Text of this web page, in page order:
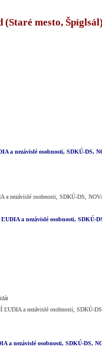
(Staré mesto,
a nezávislé osobnosti, SDKÚ-DS,
a nezávislé osobnosti, SDKÚ-DS,
a nezávislé osobnosti, SDKÚ-
a nezávislé osobnosti, SDKÚ-
a nezávislé osobnosti, SDKÚ-DS,